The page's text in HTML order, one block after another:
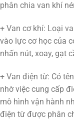
phân chia van khí
+ Van cơ khí: Loại
vào lực cơ học của
nhấn nút, xoay, gạt
+ Van điện từ: Có
nhờ việc cung cấp
mô hình vận hành
điện từ được phân